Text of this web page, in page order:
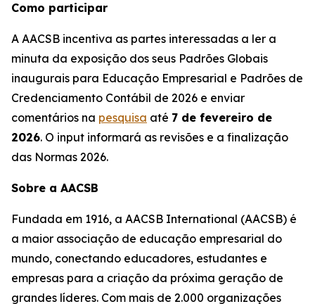
Como participar
A AACSB incentiva as partes interessadas a ler a
minuta da exposição dos seus Padrões Globais
inaugurais para Educação Empresarial e Padrões de
Credenciamento Contábil de 2026 e enviar
comentários na pesquisa até 7 de fevereiro de
2026. O input informará as revisões e a finalização
das Normas 2026.
Sobre a AACSB
Fundada em 1916, a AACSB International (AACSB) é
a maior associação de educação empresarial do
mundo, conectando educadores, estudantes e
empresas para a criação da próxima geração de
grandes líderes. Com mais de 2.000 organizações